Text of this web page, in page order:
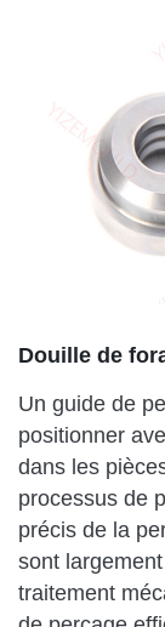
Douille de
Un guide de
positionner
dans les
processus de
précis de la
sont
traitement